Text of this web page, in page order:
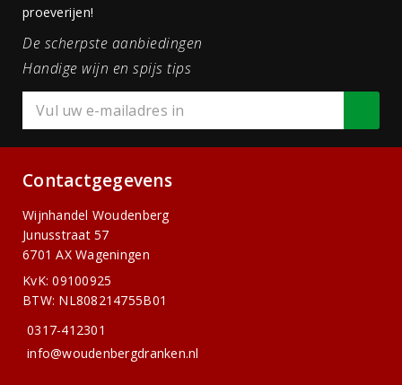
proeverijen!
De scherpste aanbiedingen
Handige wijn en spijs tips
Contactgegevens
Wijnhandel Woudenberg
Junusstraat 57
6701 AX Wageningen
KvK: 09100925
BTW: NL808214755B01
0317-412301
info@woudenbergdranken.nl